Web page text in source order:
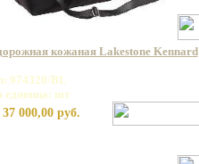
кожаная Lakestone Kennard
974320/BL
единица: шт
37 000,00 руб.